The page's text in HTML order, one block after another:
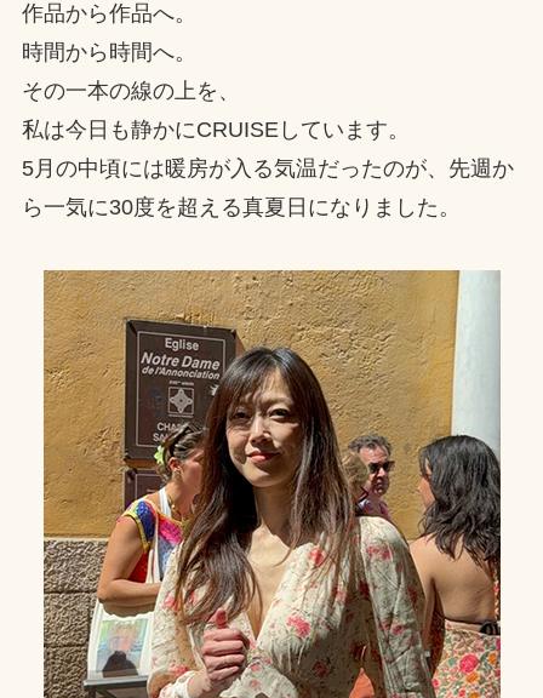
作品から作品へ。
時間から時間へ。
その一本の線の上を、
私は今日も静かにCRUISEしています。
5月の中頃には暖房が入る気温だったのが、先週か
ら一気に30度を超える真夏日になりました。